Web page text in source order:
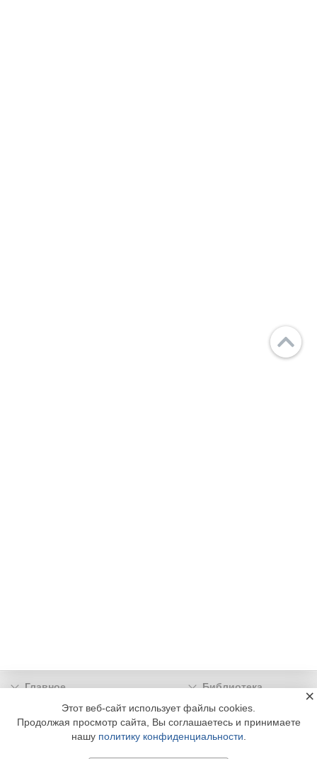
Главное
Библиотека
Подписка
Реклама
Информация
© 2002 - 2026 OOO Издательский дом «МЕДИА ТЕХНОЛОДЖИ» +7 (495) 665-00-
Этот веб-сайт использует файлы cookies.
Продолжая просмотр сайта, Вы соглашаетесь и принимаете
нашу политику конфиденциальности
×